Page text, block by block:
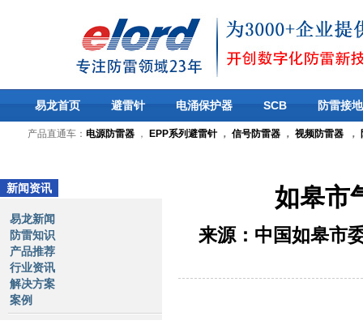
易龙首页 避雷针 电涌保护器 SCB 防雷接地
产品直通车： 电源防雷器 ， EPP系列避雷针， 信号防雷器 ， 视频防雷器 ，
新闻资讯
易龙新闻
防雷知识
产品推荐
行业资讯
解决方案
案例
如皋市
来源：中国如皋市